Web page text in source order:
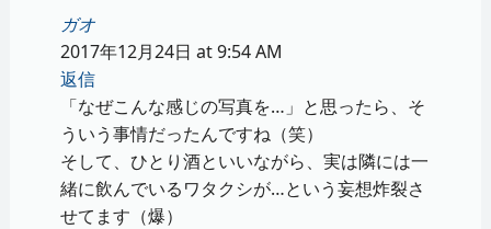
ガオ
2017年12月24日 at 9:54 AM
返信
「なぜこんな感じの写真を…」と思ったら、そ
ういう事情だったんですね（笑）
そして、ひとり酒といいながら、実は隣には一
緒に飲んでいるワタクシが…という妄想炸裂さ
せてます（爆）